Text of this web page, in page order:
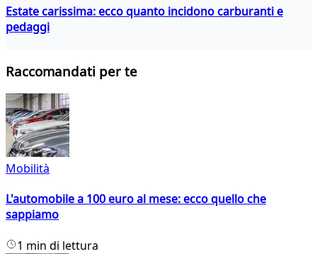
Estate carissima: ecco quanto incidono carburanti e
pedaggi
Raccomandati per te
Mobilità
L'automobile a 100 euro al mese: ecco quello che
sappiamo
1 min di lettura